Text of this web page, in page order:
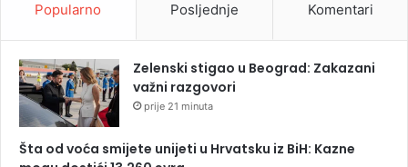
Popularno Posljednje Komentari
Zelenski stigao u Beograd: Zakazani
važni razgovori
prije 21 minuta
Šta od voća smijete unijeti u Hrvatsku iz BiH: Kazne